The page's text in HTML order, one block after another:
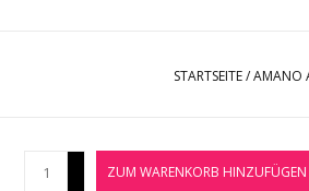
STARTSEITE/AMANO
ZUM WARENKORB HINZUFÜGEN